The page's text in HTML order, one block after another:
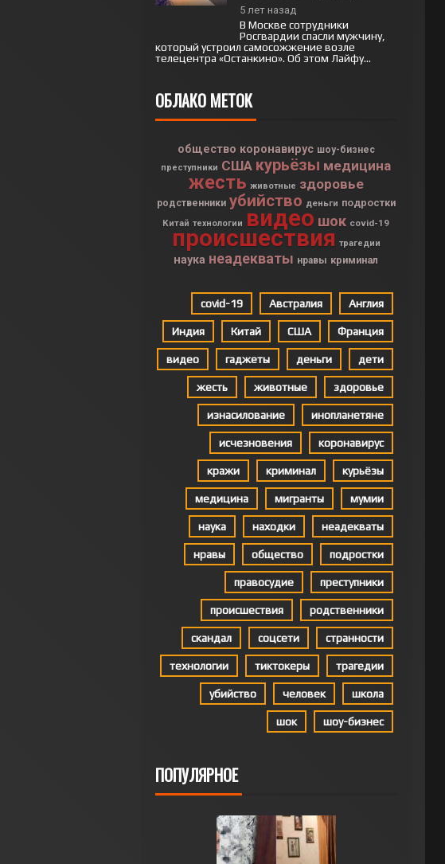
5 лет назад
В Москве сотрудники
Росгвардии спасли мужчину,
который устроил самосожжение возле
телецентра «Останкино». Об этом Лайфу...
ОБЛАКО МЕТОК
общество коронавирус шоу-бизнес
преступники США курьёзы медицина
жесть животные здоровье
родственники убийство деньги подростки
Китай технологии видео шок covid-19
происшествия трагедии
наука неадекваты нравы криминал
covid-19 Австралия Англия
Индия Китай США Франция
видео гаджеты деньги дети
жесть животные здоровье
изнасилование инопланетяне
исчезновения коронавирус
кражи криминал курьёзы
медицина мигранты мумии
наука находки неадекваты
нравы общество подростки
правосудие преступники
происшествия родственники
скандал соцсети странности
технологии тиктокеры трагедии
убийство человек школа
шок шоу-бизнес
ПОПУЛЯРНОЕ